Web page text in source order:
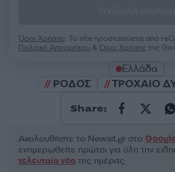
Όροι Χρήσης. Το site προστατεύεται από
Πολιτική Απορρήτου &Όροι Χρήσης της
Ελλάδα
ΡΟΔΟΣ
ΤΡΟΧΑΙΟ
Share:
Ακολουθήστε το Νewsit.gr στο
ενημερωθείτε πρώτοι για όλη την
τελευταία νέα της ημέρας